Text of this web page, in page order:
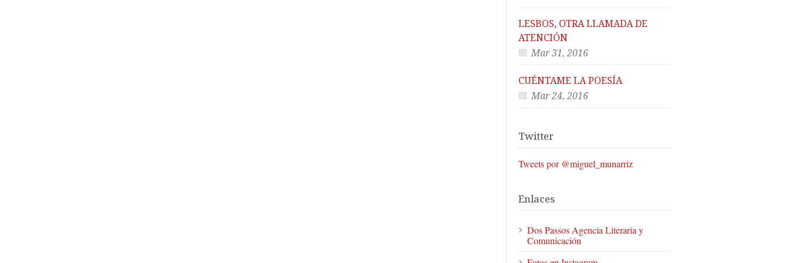
LESBOS, OTRA LLAMADA DE
ATENCIÓN
Mar 31, 2016
CUÉNTAME LA POESÍA
Mar 24, 2016
Twitter
Tweets por @miguel_munarriz
Enlaces
Dos Passos Agencia Literaria y
Comunicación